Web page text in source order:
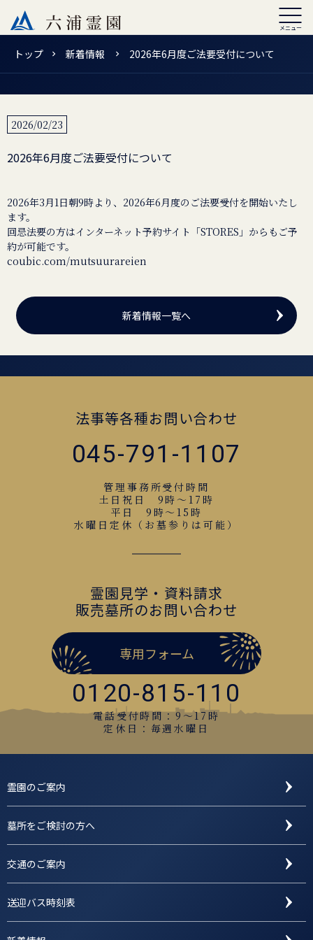
トップ 新着情報 2026年6月度ご法要受付について
2026/02/23
2026年6月度ご法要受付について
2026年3月1日朝9時より、2026年6月度のご法要受付を開始いたし
ます。
回忌法要の方はインターネット予約サイト「STORES」からもご予
coubic.com/mutsuurareien
新着情報一覧へ
法事等各種お問い合わせ
045-791-1107
管理事務所受付時間
土日祝日 9時～17時
平日 9時～15時
水曜日定休（お墓参りは可能）
霊園見学・資料請求
販売墓所のお問い合わせ
専用フォーム
0120-815-110
電話受付時間：9〜17時
定休日：毎週水曜日
霊園のご案内
墓所をご検討の方へ
交通のご案内
送迎バス時刻表